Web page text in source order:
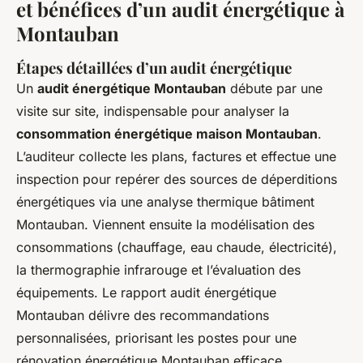
et bénéfices d’un audit énergétique à
Montauban
Étapes détaillées d’un audit énergétique
Un audit énergétique Montauban débute par une
visite sur site, indispensable pour analyser la
consommation énergétique maison Montauban.
L’auditeur collecte les plans, factures et effectue une
inspection pour repérer des sources de déperditions
énergétiques via une analyse thermique bâtiment
Montauban. Viennent ensuite la modélisation des
consommations (chauffage, eau chaude, électricité),
la thermographie infrarouge et l’évaluation des
équipements. Le rapport audit énergétique
Montauban délivre des recommandations
personnalisées, priorisant les postes pour une